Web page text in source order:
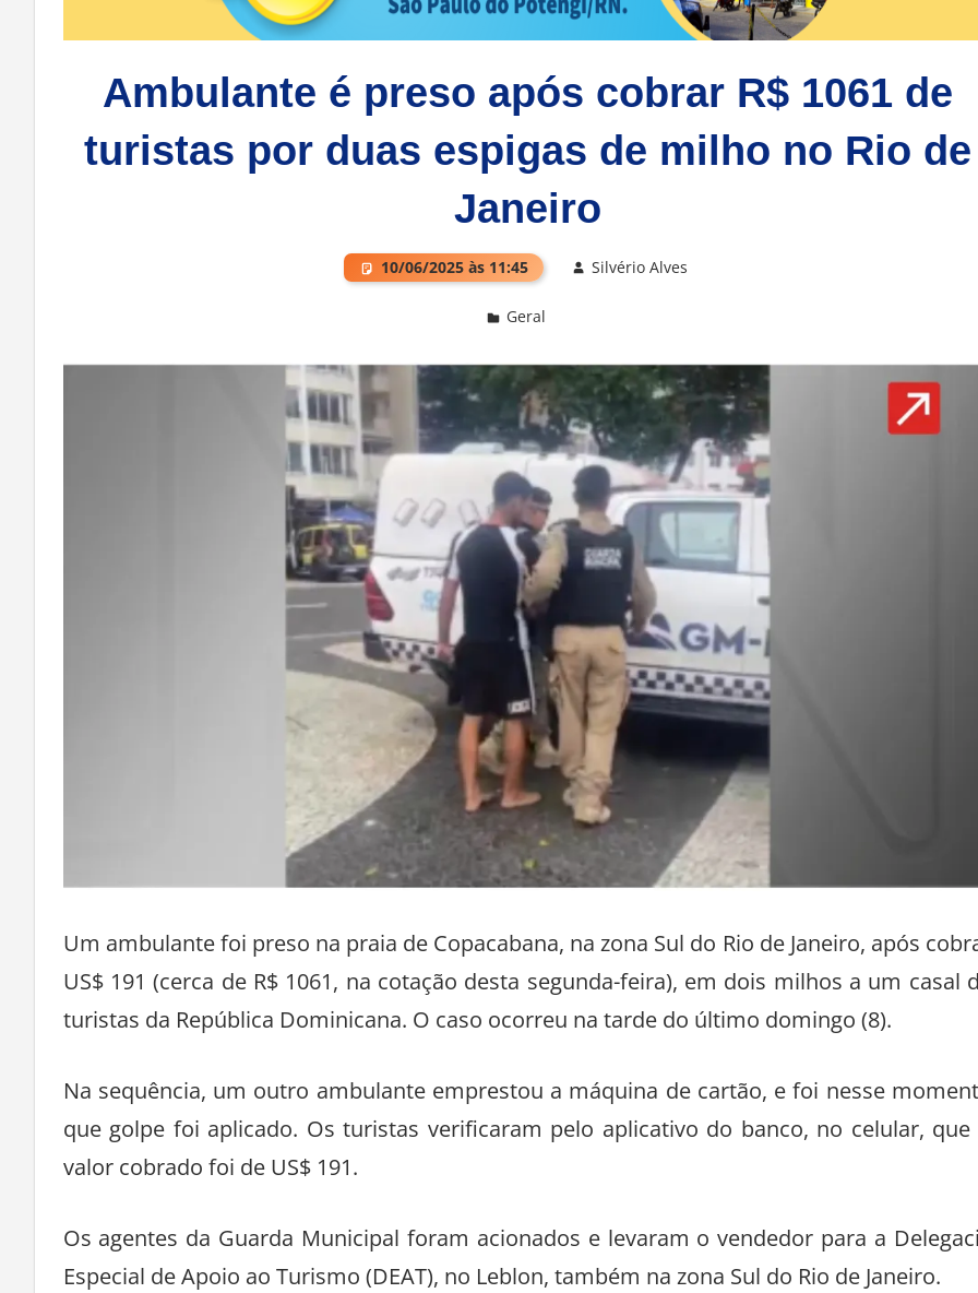
Ambulante é preso após cobrar R$ 1061 de
turistas por duas espigas de milho no Rio de
Janeiro
10/06/2025 às 11:45 Silvério Alves
Geral
Um ambulante foi preso na praia de Copacabana, na zona Sul do Rio de Janeiro, após
US$ 191 (cerca de R$ 1061, na cotação desta segunda-feira), em dois milhos a um casal
turistas da República Dominicana. O caso ocorreu na tarde do último domingo (8).
Na sequência, um outro ambulante emprestou a máquina de cartão, e foi nesse
que golpe foi aplicado. Os turistas verificaram pelo aplicativo do banco, no celular, que
valor cobrado foi de US$ 191.
Os agentes da Guarda Municipal foram acionados e levaram o vendedor para a
Especial de Apoio ao Turismo (DEAT), no Leblon, também na zona Sul do Rio de Janeiro.